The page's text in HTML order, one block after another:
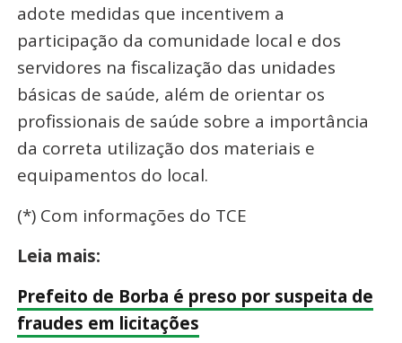
adote medidas que incentivem a
participação da comunidade local e dos
servidores na fiscalização das unidades
básicas de saúde, além de orientar os
profissionais de saúde sobre a importância
da correta utilização dos materiais e
equipamentos do local.
(*) Com informações do TCE
Leia mais:
Prefeito de Borba é preso por suspeita de
fraudes em licitações